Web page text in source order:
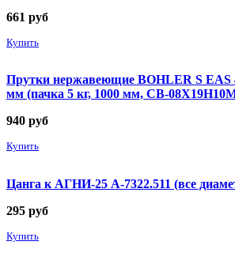
661 руб
Купить
Прутки нержавеющие BOHLER S
мм (пачка 5 кг, 1000 мм, СВ-
940 руб
Купить
Цанга к АГНИ-25 А-7322.511 (все
295 руб
Купить